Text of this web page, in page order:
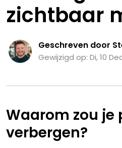
zichtbaar
Geschreven door
Gewijzigd op: Di, 10
Waarom zou je
verbergen?